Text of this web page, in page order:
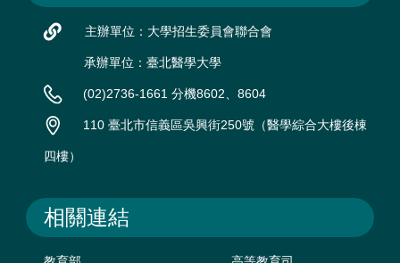
主辦單位：大學招生委員會聯合會
承辦單位：臺北醫學大學
(02)2736-1661 分機8602、8604
110 臺北市信義區吳興街250號（醫學綜合大樓後棟
四樓）
相關連結